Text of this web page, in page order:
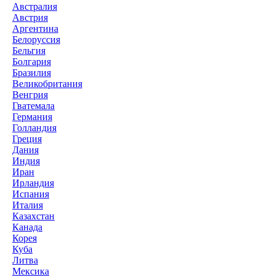
Австралия
Австрия
Аргентина
Белоруссия
Бельгия
Болгария
Бразилия
Великобритания
Венгрия
Гватемала
Германия
Голландия
Греция
Дания
Индия
Иран
Ирландия
Испания
Италия
Казахстан
Канада
Корея
Куба
Литва
Мексика